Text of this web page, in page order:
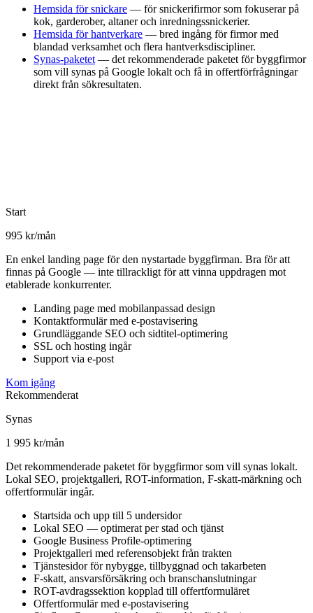
Hemsida för snickare — för snickerifirmor som fokuserar på
kok, garderober, altaner och inredningssnickerier.
Hemsida för hantverkare — bred ingång för firmor med
blandad verksamhet och flera hantverksdiscipliner.
Synas-paketet — det rekommenderade paketet för byggfirmor
som vill synas på Google lokalt och få in offertförfrågningar
direkt från sökresultaten.
Start
995 kr/mån
En enkel landing page för den nystartade byggfirman. Bra för att
finnas på Google — inte tillrackligt för att vinna uppdragen mot
etablerade konkurrenter.
Landing page med mobilanpassad design
Kontaktformulär med e-postavisering
Grundläggande SEO och sidtitel-optimering
SSL och hosting ingår
Support via e-post
Kom igång
Rekommenderat
Synas
1 995 kr/mån
Det rekommenderade paketet för byggfirmor som vill synas lokalt.
Lokal SEO, projektgalleri, ROT-information, F-skatt-märkning och
offertformulär ingår.
Startsida och upp till 5 undersidor
Lokal SEO — optimerat per stad och tjänst
Google Business Profile-optimering
Projektgalleri med referensobjekt från trakten
Tjänstesidor för nybygge, tillbyggnad och takarbeten
F-skatt, ansvarsförsäkring och branschanslutningar
ROT-avdragssektion kopplad till offertformuläret
Offertformulär med e-postavisering